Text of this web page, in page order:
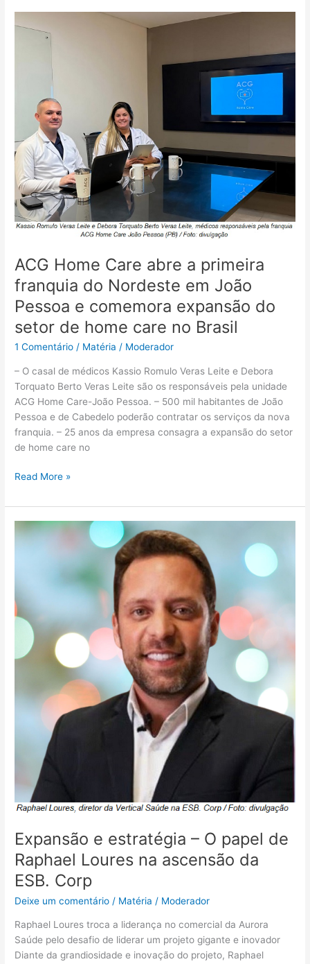
ACG Home Care abre a primeira
franquia do Nordeste em João
Pessoa e comemora expansão do
setor de home care no Brasil
1 Comentário / Matéria / Moderador
– O casal de médicos Kassio Romulo Veras Leite e Debora
Torquato Berto Veras Leite são os responsáveis pela unidade
ACG Home Care-João Pessoa. – 500 mil habitantes de João
Pessoa e de Cabedelo poderão contratar os serviços da nova
franquia. – 25 anos da empresa consagra a expansão do setor
de home care no
Home
franquia
Nordeste
em
João
Pessoa
e
comemora
expansão
setor
de
home
care
no
Read More »
Expansão e estratégia – O papel de
Raphael Loures na ascensão da
ESB. Corp
Deixe um comentário / Matéria / Moderador
Raphael Loures troca a liderança no comercial da Aurora
Saúde pelo desafio de liderar um projeto gigante e inovador
Diante da grandiosidade e inovação do projeto, Raphael
Expansão
papel
de
Raphael
Loures
da